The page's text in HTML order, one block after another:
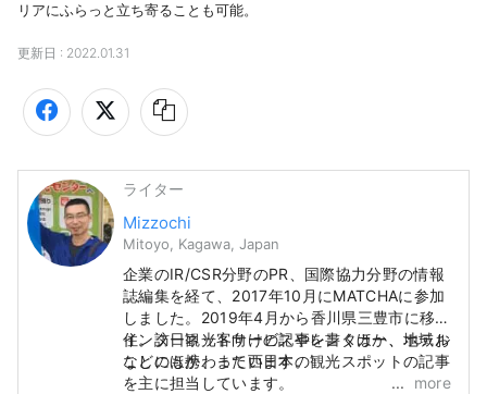
リアにふらっと立ち寄ることも可能。
更新日 : 2022.01.31
ライター
Mizzochi
Mitoyo, Kagawa, Japan
企業のIR/CSR分野のPR、国際協力分野の情報
誌編集を経て、2017年10月にMATCHAに参加
しました。2019年4月から香川県三豊市に移
住。訪日観光客向けの記事を書くほか、地域お
こしにも携わっています。
インターネットサービスやレンタカー、ホテル
などのほか、また西日本の観光スポットの記事
を主に担当しています。
more